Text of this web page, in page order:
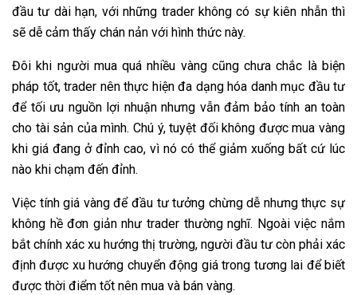
đầu tư dài hạn, với những trader không có sự kiên nhẫn thì
sẽ dễ cảm thấy chán nản với hình thức này.
Đôi khi người mua quá nhiều vàng cũng chưa chắc là biện
pháp tốt, trader nên thực hiện đa dạng hóa danh mục đầu tư
để tối ưu nguồn lợi nhuận nhưng vẫn đảm bảo tính an toàn
cho tài sản của mình. Chú ý, tuyệt đối không được mua vàng
khi giá đang ở đỉnh cao, vì nó có thể giảm xuống bất cứ lúc
nào khi chạm đến đỉnh.
Việc tính giá vàng để đầu tư tưởng chừng dễ nhưng thực sự
không hề đơn giản như trader thường nghĩ. Ngoài việc nắm
bắt chính xác xu hướng thị trường, người đầu tư còn phải xác
định được xu hướng chuyển động giá trong tương lai để biết
được thời điểm tốt nên mua và bán vàng.